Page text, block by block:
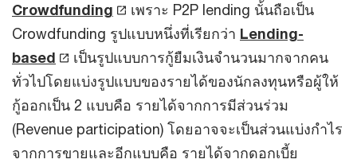
Crowdfunding
เพราะ P2P lending นั้นถือเป็น
Crowdfunding รูปแบบหนึ่งที่เรียกว่า Lending-
based
เป็นรูปแบบการกู้ยืมเงินจำนวนมากจากคน
ทั่วไปโดยแบ่งรูปแบบของรายได้ของนักลงทุนหรือผู้ให้
กู้ออกเป็น 2 แบบคือ รายได้จากการมีส่วนร่วม
(Revenue participation) โดยอาจจะเป็นส่วนแบ่งกำไร
จากการขายและอีกแบบคือ รายได้จากดอกเบี้ย